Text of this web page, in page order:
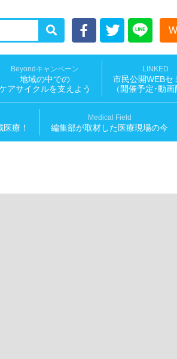
Beyondキャンペーン
地域の中での
アサイクルを支えよう
LINKED
市民公開WEBセ
（開催予定･動
療！
Medical Field
編集部が取材した医療現場の今